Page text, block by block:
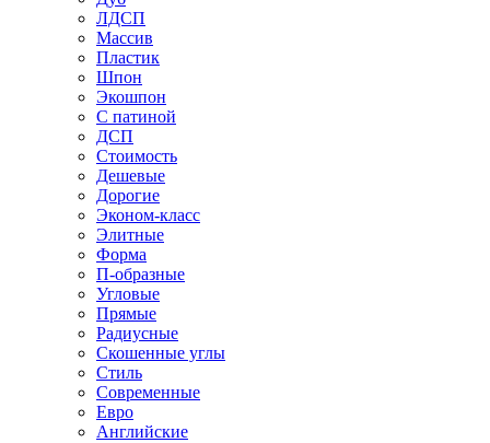
ЛДСП
Массив
Пластик
Шпон
Экошпон
С патиной
ДСП
Стоимость
Дешевые
Дорогие
Эконом-класс
Элитные
Форма
П-образные
Угловые
Прямые
Радиусные
Скошенные углы
Стиль
Современные
Евро
Английские